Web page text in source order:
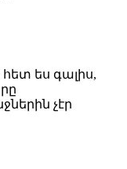
ես գալիս,
չէր